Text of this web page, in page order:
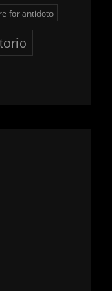
for antidoto